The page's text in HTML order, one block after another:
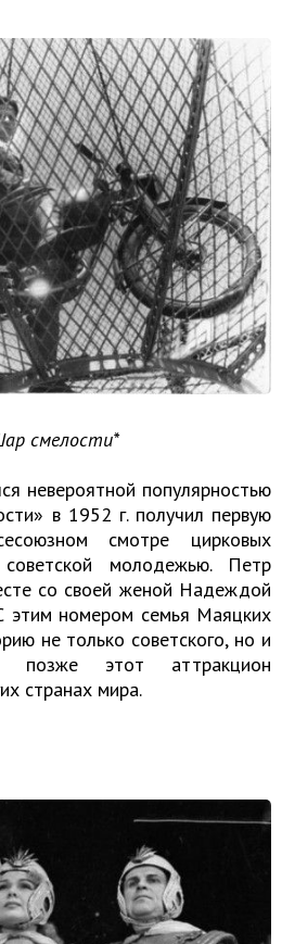
смелости*
невероятной популярностью
в 1952 г. получил первую
смотре цирковых
молодежью. Петр
со своей женой Надеждой
этим номером семья Маяцких
не только советского, но и
позже этот аттракцион
странах мира.